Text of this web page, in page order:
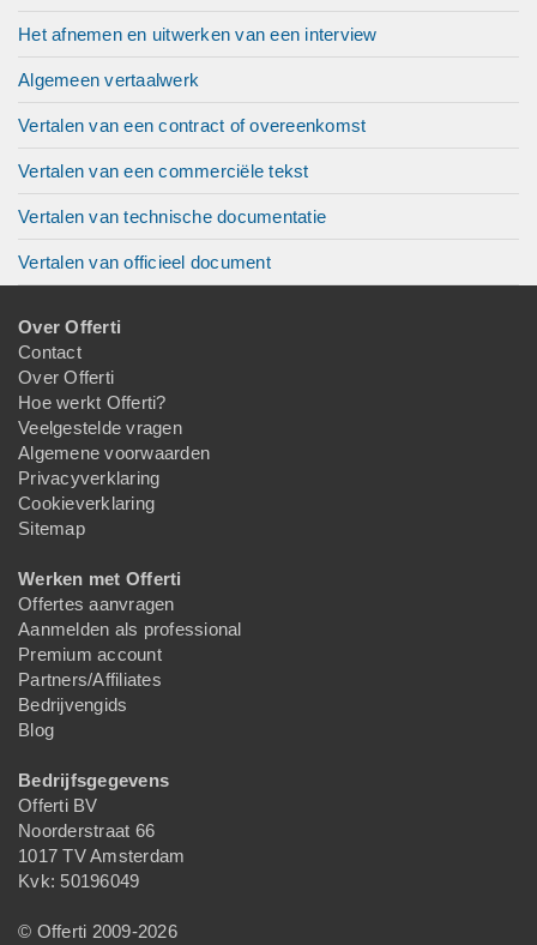
Het afnemen en uitwerken van een interview
Algemeen vertaalwerk
Vertalen van een contract of overeenkomst
Vertalen van een commerciële tekst
Vertalen van technische documentatie
Vertalen van officieel document
Over Offerti
Contact
Over Offerti
Hoe werkt Offerti?
Veelgestelde vragen
Algemene voorwaarden
Privacyverklaring
Cookieverklaring
Sitemap
Werken met Offerti
Offertes aanvragen
Aanmelden als professional
Premium account
Partners/Affiliates
Bedrijvengids
Blog
Bedrijfsgegevens
Offerti BV
Noorderstraat 66
1017 TV Amsterdam
Kvk: 50196049
© Offerti 2009-2026